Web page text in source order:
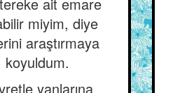
miyim, diye
araştırmaya
koyuldum.
yanlarına